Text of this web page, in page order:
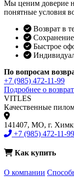
Мы ценим доверие
понятные условия
Возврат в
Быстрое
По вопросам
+7 (985) 472-11-99
Подробнее о
VITLES
Качественные
141407, МО, г.
+7 (985) 472-11-99
Как купить
О компании